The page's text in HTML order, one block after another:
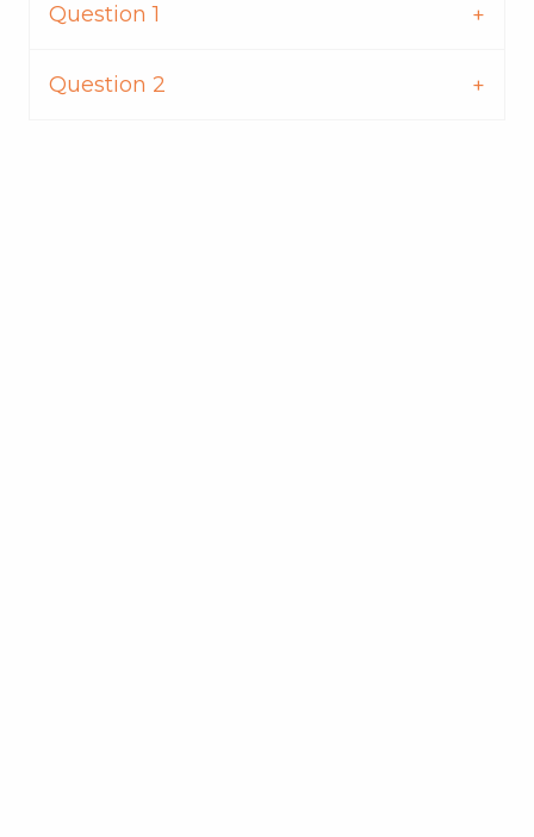
Question 1
Question 2